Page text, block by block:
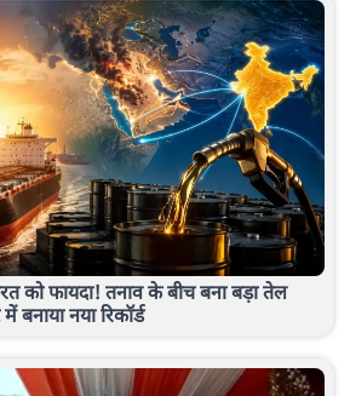
को फायदा! तनाव के बीच बना बड़ा तेल
बनाया नया रिकॉर्ड